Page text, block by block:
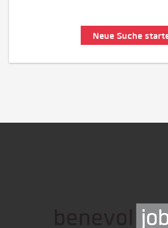
Neue Suche